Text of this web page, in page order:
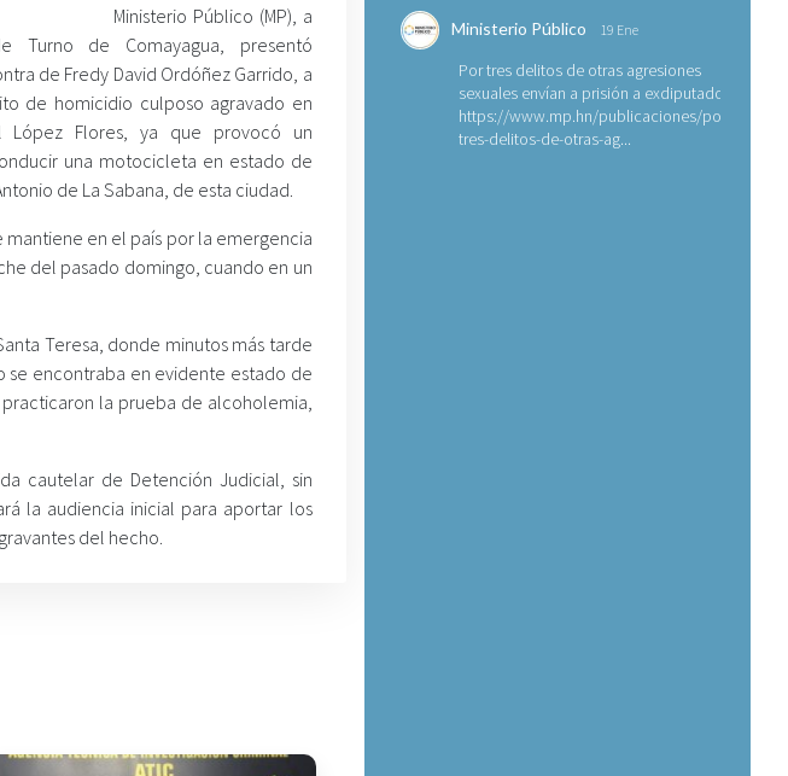
Ministerio Público (MP), a
Turno de Comayagua, presentó
de Fredy David Ordóñez Garrido, a
de homicidio culposo agravado en
López Flores, ya que provocó un
una motocicleta en estado de
de La Sabana, de esta ciudad.
en el país por la emergencia
del pasado domingo, cuando en un
Teresa, donde minutos más tarde
encontraba en evidente estado de
la prueba de alcoholemia,
cautelar de Detención Judicial, sin
la audiencia inicial para aportar los
del hecho.
Ministerio Público 19 Ene
Por tres delitos de otras agresiones
sexuales envían a prisión a exdiputado
https://www.mp.hn/publicaciones/por-
tres-delitos-de-otras-ag...